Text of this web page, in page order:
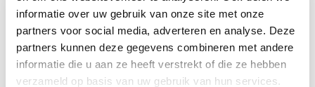
informatie over uw gebruik van onze site met onze
partners voor social media, adverteren en analyse. Deze
partners kunnen deze gegevens combineren met andere
informatie die u aan ze heeft verstrekt of die ze hebben
verzameld op basis van uw gebruik van hun services.
MECHANISATIE FRANEKER
Kiehoek 26